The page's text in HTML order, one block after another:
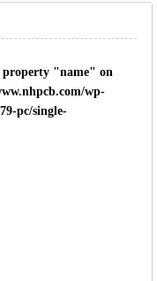
"name" on
wp-
pc/single-